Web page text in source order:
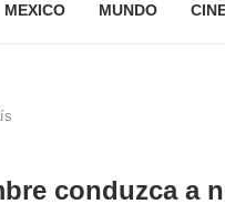
MEXICO MUNDO
conduzca a